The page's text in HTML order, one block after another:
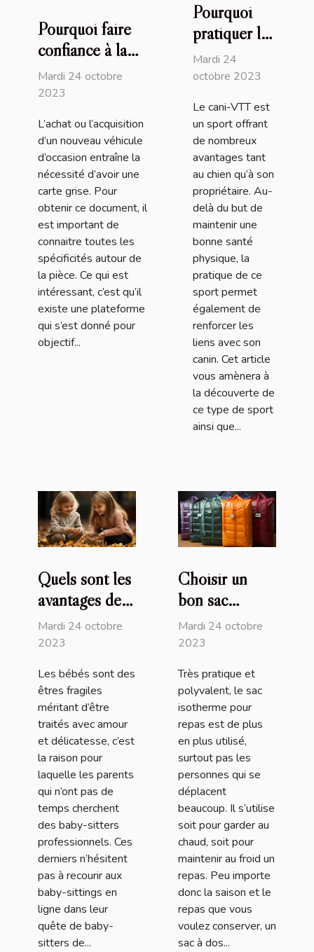
Pourquoi faire
confiance à la
plateforme
Immatriculer.com
Mardi 24 octobre
2023
L’achat ou l’acquisition
d’un nouveau véhicule
d’occasion entraîne la
nécessité d’avoir une
carte grise. Pour
obtenir ce document, il
est important de
connaitre toutes les
spécificités autour de
la pièce. Ce qui est
intéressant, c’est qu’il
existe une plateforme
qui s’est donné pour
objectif...
Pourquoi
pratiquer le
cani-VTT
avec son
Mardi 24
octobre 2023
Le cani-VTT est
un sport offrant
de nombreux
avantages tant
au chien qu’à son
propriétaire. Au-
delà du but de
maintenir une
bonne santé
physique, la
pratique de ce
sport permet
également de
renforcer les
liens avec son
canin. Cet article
vous amènera à
la découverte de
ce type de sport
ainsi que...
Quels sont les
avantages de
recourir au
service de
baby-sitting
en ligne de
Nounou Top ?
Mardi 24 octobre
2023
Les bébés sont des
êtres fragiles
méritant d’être
traités avec amour
et délicatesse, c’est
la raison pour
laquelle les parents
qui n’ont pas de
temps cherchent
des baby-sitters
professionnels. Ces
derniers n’hésitent
pas à recourir aux
baby-sittings en
ligne dans leur
quête de baby-
sitters de...
Choisir un
bon sac
isotherme :
comment s’y
prendre ?
Mardi 24 octobre
2023
Très pratique et
polyvalent, le sac
isotherme pour
repas est de plus
en plus utilisé,
surtout pas les
personnes qui se
déplacent
beaucoup. Il s’utilise
soit pour garder au
chaud, soit pour
maintenir au froid un
repas. Peu importe
donc la saison et le
repas que vous
voulez conserver, un
sac à dos...